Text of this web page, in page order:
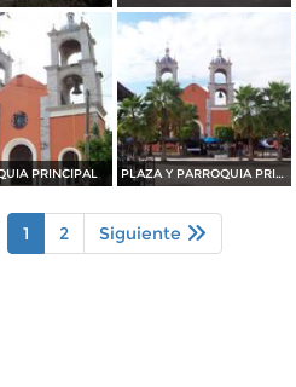
PRINCIPAL PLAZA Y PARROQUIA PRINCIPAL
1 2 Siguiente